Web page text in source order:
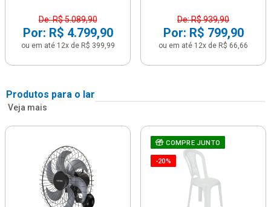
De: R$ 5.089,90
Por: R$ 4.799,90
ou em até 12x de R$ 399,99
De: R$ 939,90
Por: R$ 799,90
ou em até 12x de R$ 66,66
Produtos para o lar
Veja mais
COMPRE JUNTO
-20%